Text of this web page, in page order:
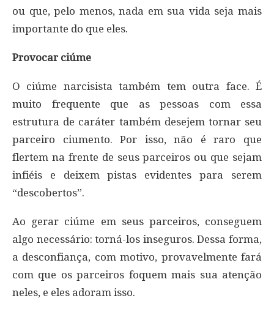
ou que, pelo menos, nada em sua vida seja mais
importante do que eles.
Provocar ciúme
O ciúme narcisista também tem outra face. É
muito frequente que as pessoas com essa
estrutura de caráter também desejem tornar seu
parceiro ciumento. Por isso, não é raro que
flertem na frente de seus parceiros ou que sejam
infiéis e deixem pistas evidentes para serem
“descobertos”.
Ao gerar ciúme em seus parceiros, conseguem
algo necessário: torná-los inseguros. Dessa forma,
a desconfiança, com motivo, provavelmente fará
com que os parceiros foquem mais sua atenção
neles, e eles adoram isso.